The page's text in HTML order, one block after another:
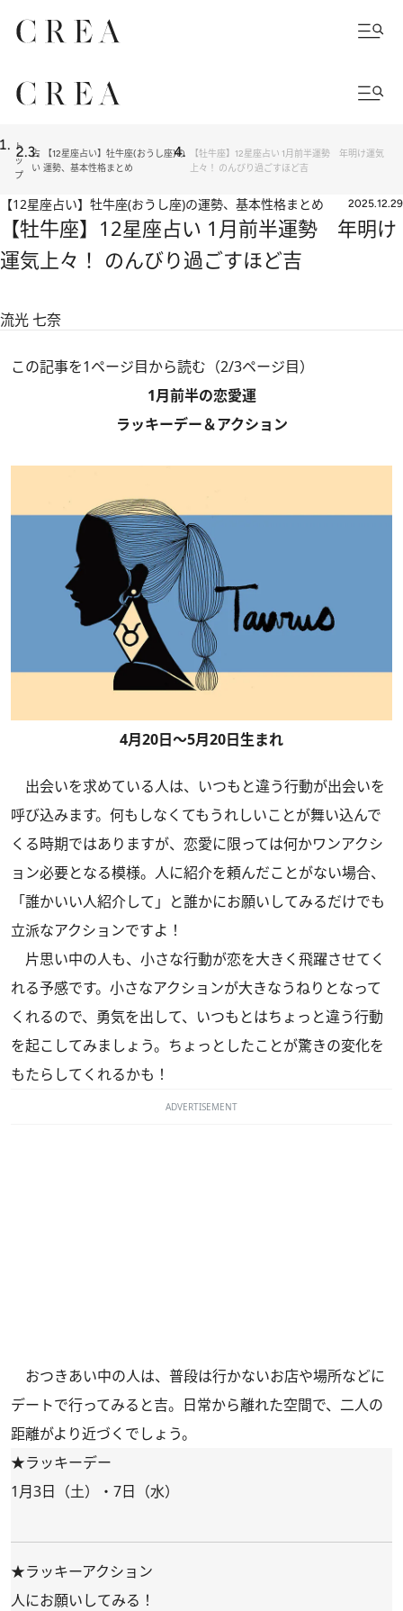
ト
ッ
プ
占
い
【12星座占い】牡牛座(おうし座)の
運勢、基本性格まとめ
【牡牛座】12星座占い 1月前半運勢 年明け運気
上々！ のんびり過ごすほど吉
【12星座占い】牡牛座(おうし座)の運勢、基本性格まとめ 2025.12.29
【牡牛座】12星座占い 1月前半運勢 年明け
運気上々！ のんびり過ごすほど吉
流光 七奈
この記事を1ページ目から読む（2/3ページ目）
1月前半の恋愛運
ラッキーデー＆アクション
4月20日～5月20日生まれ
出会いを求めている人は、いつもと違う行動が出会いを
呼び込みます。何もしなくてもうれしいことが舞い込んで
くる時期ではありますが、恋愛に限っては何かワンアクシ
ョン必要となる模様。人に紹介を頼んだことがない場合、
「誰かいい人紹介して」と誰かにお願いしてみるだけでも
立派なアクションですよ！
片思い中の人も、小さな行動が恋を大きく飛躍させてく
れる予感です。小さなアクションが大きなうねりとなって
くれるので、勇気を出して、いつもとはちょっと違う行動
を起こしてみましょう。ちょっとしたことが驚きの変化を
もたらしてくれるかも！
ADVERTISEMENT
おつきあい中の人は、普段は行かないお店や場所などに
デートで行ってみると吉。日常から離れた空間で、二人の
距離がより近づくでしょう。
★ラッキーデー
1月3日（土）・7日（水）
★ラッキーアクション
人にお願いしてみる！